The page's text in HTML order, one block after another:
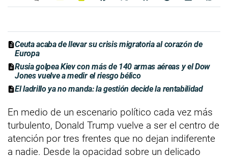
Ceuta acaba de llevar su crisis migratoria al corazón de
Europa
Rusia golpea Kiev con más de 140 armas aéreas y el Dow
Jones vuelve a medir el riesgo bélico
El ladrillo ya no manda: la gestión decide la rentabilidad
En medio de un escenario político cada vez más
turbulento, Donald Trump vuelve a ser el centro de
atención por tres frentes que no dejan indiferente
a nadie. Desde la opacidad sobre un delicado